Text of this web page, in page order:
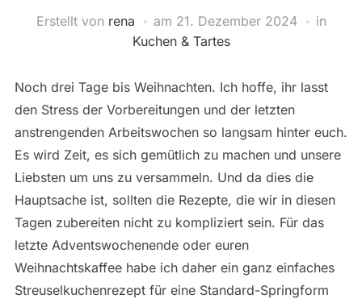
Erstellt von rena am 21. Dezember 2024
in
Kuchen & Tartes
Noch drei Tage bis Weihnachten. Ich hoffe, ihr lasst
den Stress der Vorbereitungen und der letzten
anstrengenden Arbeitswochen so langsam hinter euch.
Es wird Zeit, es sich gemütlich zu machen und unsere
Liebsten um uns zu versammeln. Und da dies die
Hauptsache ist, sollten die Rezepte, die wir in diesen
Tagen zubereiten nicht zu kompliziert sein. Für das
letzte Adventswochenende oder euren
Weihnachtskaffee habe ich daher ein ganz einfaches
Streuselkuchenrezept für eine Standard-Springform